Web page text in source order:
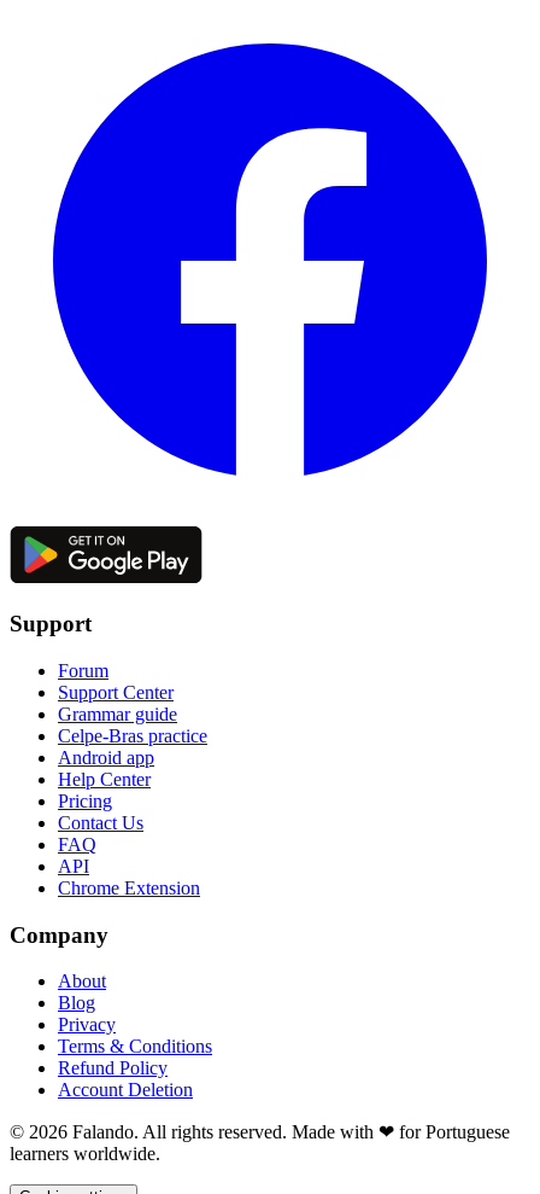
Support
Forum
Support Center
Grammar guide
Celpe-Bras practice
Android app
Help Center
Pricing
Contact Us
FAQ
API
Chrome Extension
Company
About
Blog
Privacy
Terms & Conditions
Refund Policy
Account Deletion
© 2026 Falando. All rights reserved. Made with ❤ for Portuguese
learners worldwide.